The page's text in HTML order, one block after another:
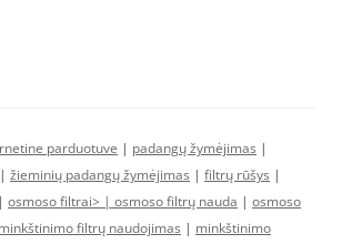
parduotuve | padangų žymėjimas |
| žieminių padangų žymėjimas | filtrų rūšys |
| osmoso filtrai> | osmoso filtrų nauda | osmoso
minkštinimo filtrų naudojimas | minkštinimo